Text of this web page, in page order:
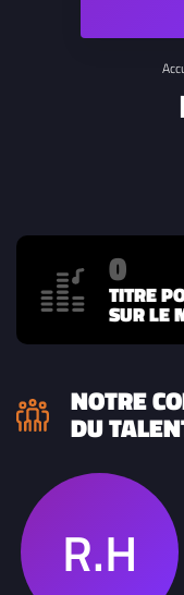
0
TITRE
SUR LE
NOTRE
DU